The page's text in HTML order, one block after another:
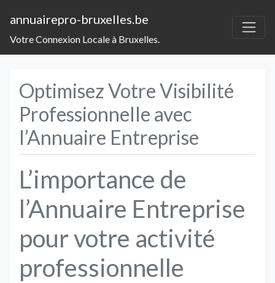
annuairepro-bruxelles.be
Votre Connexion Locale à Bruxelles.
Optimisez Votre Visibilité
Professionnelle avec
l’Annuaire Entreprise
L’importance de
l’Annuaire Entreprise
pour votre activité
professionnelle